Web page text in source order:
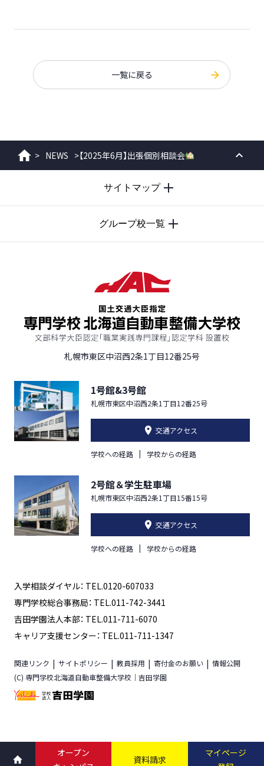
一覧に戻る
ホーム
> NEWS >【2025年6月】出張個別相談会
PAGE
サイトマップ
グループ校一覧
札幌市東区中沼西2条1丁目12番25号
1号館&3号館
札幌市東区中沼西2条1丁目12番25号
交通アクセス
学校への経路 学校からの経路
2号館＆学生駐車場
札幌市東区中沼西2条1丁目15番15号
交通アクセス
学校への経路 学校からの経路
入学相談ダイヤル： TEL.0120-607033
専門学校総合事務局： TEL.011-742-3441
吉田学園法人本部： TEL.011-711-6070
キャリア支援センター： TEL.011-711-1347
関連リンク サイトポリシー 教員採用 寄付金のお願い
情報公開
(C) 専門学校北海道自動車整備大学校｜吉田学園
オープン
資料請求
マイページ